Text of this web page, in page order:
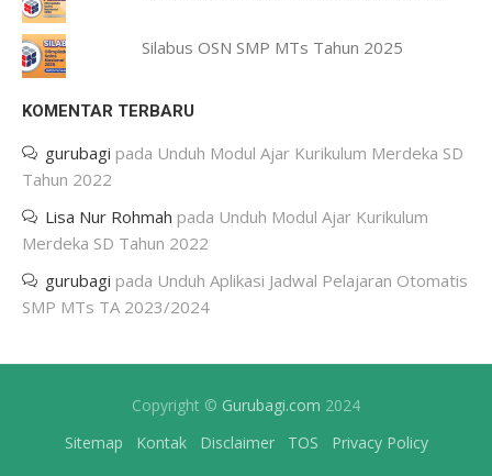
Silabus OSN SMP MTs Tahun 2025
KOMENTAR TERBARU
gurubagi pada Unduh Modul Ajar Kurikulum Merdeka SD
Tahun 2022
Lisa Nur Rohmah pada Unduh Modul Ajar Kurikulum
Merdeka SD Tahun 2022
gurubagi pada Unduh Aplikasi Jadwal Pelajaran Otomatis
SMP MTs TA 2023/2024
Copyright © Gurubagi.com 2024
Sitemap
Kontak Disclaimer TOS Privacy Policy